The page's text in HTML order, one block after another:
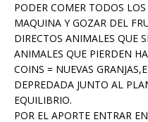
PODER COMER TODOS
MAQUINA Y GOZAR DEL
DIRECTOS ANIMALES QUE
ANIMALES QUE PIERDEN
COINS = NUEVAS
DEPREDADA JUNTO AL
EQUILIBRIO.
POR EL APORTE ENTRAR